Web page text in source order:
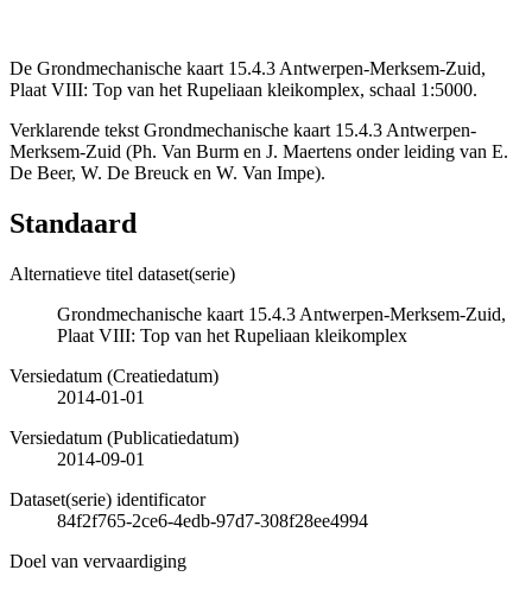
De Grondmechanische kaart 15.4.3 Antwerpen-Merksem-Zuid,
Plaat VIII: Top van het Rupeliaan kleikomplex, schaal 1:5000.
Verklarende tekst Grondmechanische kaart 15.4.3 Antwerpen-
Merksem-Zuid (Ph. Van Burm en J. Maertens onder leiding van E.
De Beer, W. De Breuck en W. Van Impe).
Standaard
Alternatieve titel dataset(serie)
Grondmechanische kaart 15.4.3 Antwerpen-Merksem-Zuid,
Plaat VIII: Top van het Rupeliaan kleikomplex
Versiedatum (Creatiedatum)
2014-01-01
Versiedatum (Publicatiedatum)
2014-09-01
Dataset(serie) identificator
84f2f765-2ce6-4edb-97d7-308f28ee4994
Doel van vervaardiging